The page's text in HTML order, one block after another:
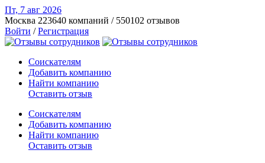
Пт, 7 авг 2026
Москва 223640 компаний / 550102 отзывов
Войти /Регистрация
Соискателям
Добавить компанию
Найти компанию
Оставить отзыв
Соискателям
Добавить компанию
Найти компанию
Оставить отзыв